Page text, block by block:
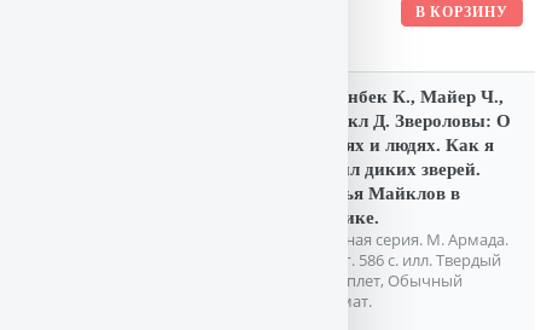
Гагенбек К., Майер Ч.,
Майкл Д. Звероловы: О
зверях и людях. Как я
ловил диких зверей.
Семья Майклов в
Африке.
Зеленая серия. М. Армада.
1994г. 586 с. илл. Твердый
переплет, Обычный
формат.